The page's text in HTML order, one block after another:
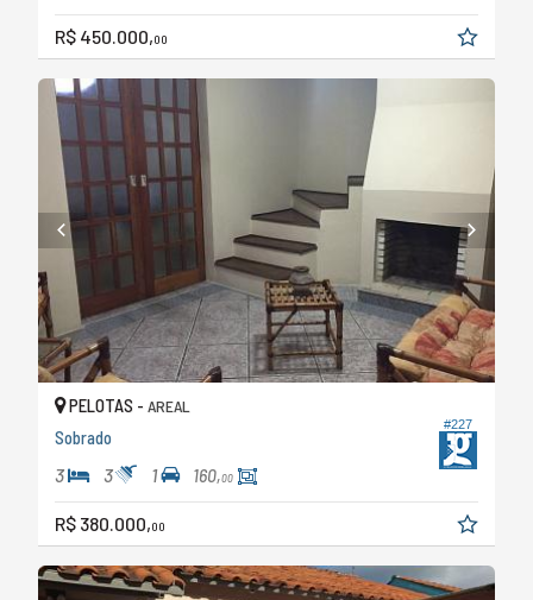
R$ 450.000,00
#227
PELOTAS - AREAL
Sobrado
3 3 1 160,00
R$ 380.000,00